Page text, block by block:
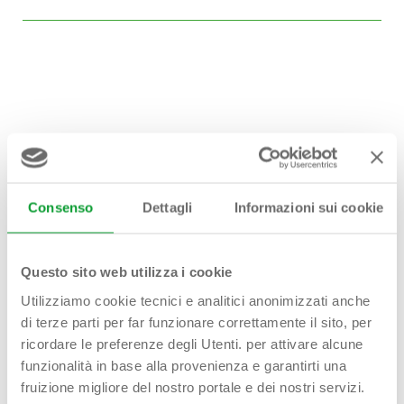
Consenso Dettagli Informazioni sui cookie
Questo sito web utilizza i cookie
Utilizziamo cookie tecnici e analitici anonimizzati anche
di terze parti per far funzionare correttamente il sito, per
ricordare le preferenze degli Utenti. per attivare alcune
funzionalità in base alla provenienza e garantirti una
fruizione migliore del nostro portale e dei nostri servizi.
Hai bisogno di
aiuto?
Contattaci!
First name - Last name*